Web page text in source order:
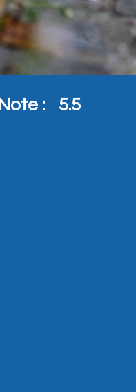
Note : 5.5